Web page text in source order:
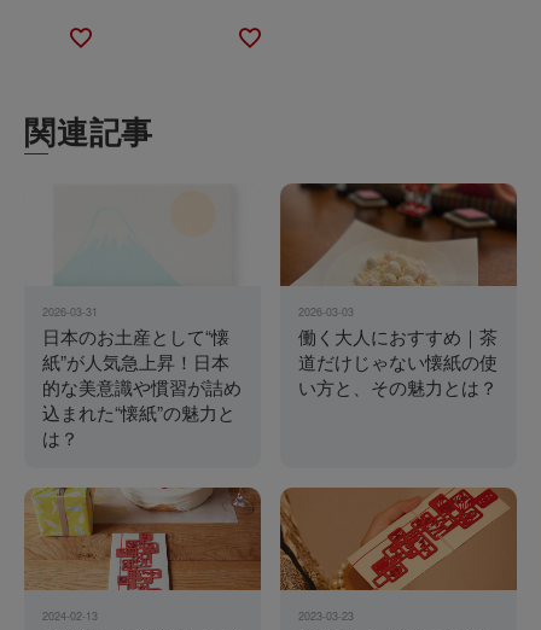
関連記事
2026-03-31
日本のお土産として“懐
紙”が人気急上昇！日本
的な美意識や慣習が詰め
込まれた“懐紙”の魅力と
は？
2026-03-03
働く大人におすすめ｜茶
道だけじゃない懐紙の使
い方と、その魅力とは？
2024-02-13 2023-03-23